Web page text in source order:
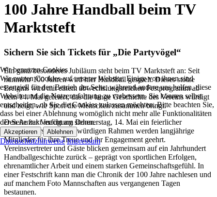
100 Jahre Handball beim TV
Marktsteft
Sichern Sie sich Tickets für „Die Partyvögel“
Ein ganz besonderes Jubiläum steht beim TV Marktsteft an: Seit
nunmehr 100 Jahren wird hier Handball gespielt. Dieses stolze
Ereignis wird mit einem abwechslungsreichen Festprogramm ab
dem 14. Mai gefeiert, das die lange Geschichte des Vereins würdigt
und zeigt, wie Sport die Menschen zusammen bringt.
Den Auftakt macht am Donnerstag, 14. Mai ein feierlicher
Festkommers. In einem würdigen Rahmen werden langjährige
Mitglieder für ihre Treue und ihr Engagement geehrt.
Vereinsvertreter und Gäste blicken gemeinsam auf ein Jahrhundert
Handballgeschichte zurück – geprägt von sportlichen Erfolgen,
ehrenamtlicher Arbeit und einem starken Gemeinschaftsgefühl. In
einer Festschrift kann man die Chronik der 100 Jahre nachlesen und
auf manchem Foto Mannschaften aus vergangenen Tagen
bestaunen.
Wir benutzen Cookies
Wir nutzen Cookies auf unserer Website. Einige von ihnen sind
essenziell für den Betrieb der Seite, während andere uns helfen, diese
Website und die Nutzererfahrung zu verbessern. Sie können selbst
entscheiden, ob Sie die Cookies zulassen möchten. Bitte beachten Sie,
dass bei einer Ablehnung womöglich nicht mehr alle Funktionalitäten
der Seite zur Verfügung stehen.
Akzeptieren Ablehnen
Datenschutzhinweise Impressum